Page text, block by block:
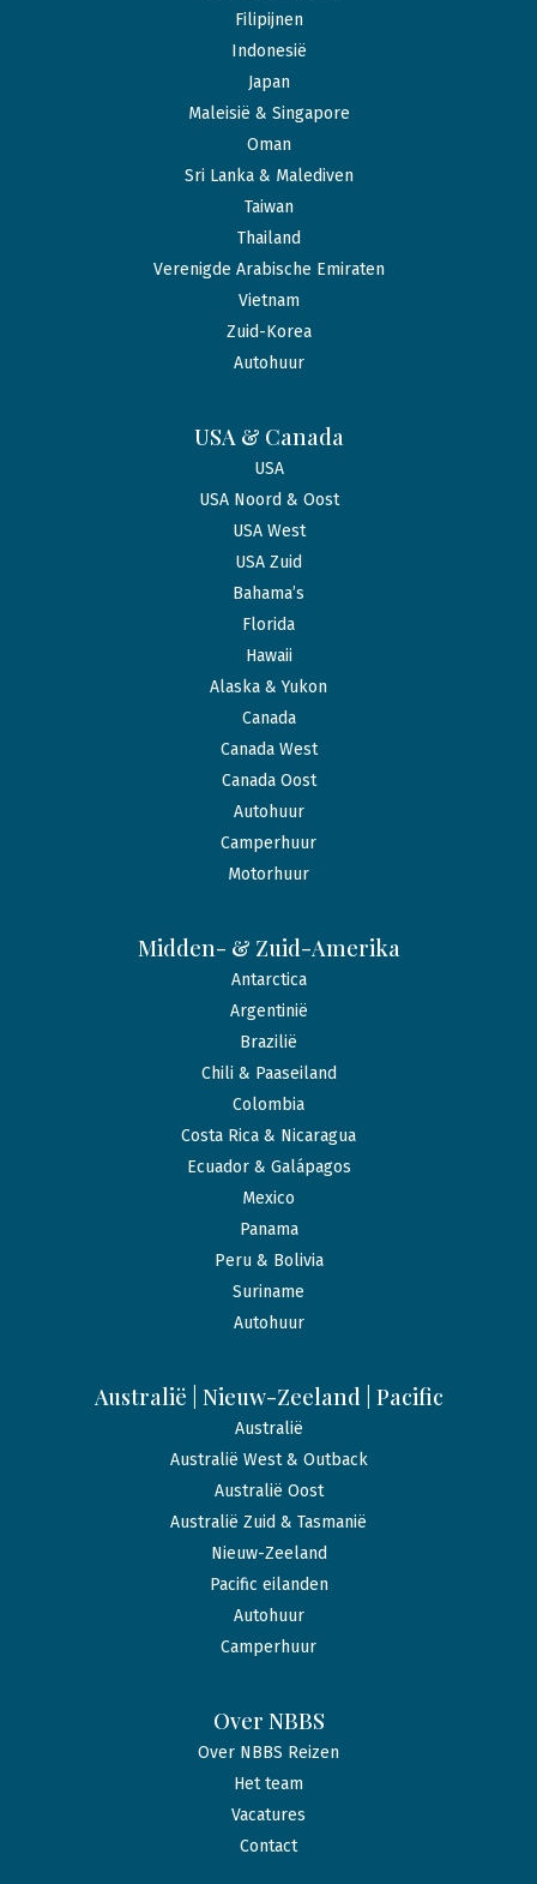
Filipijnen
Indonesië
Japan
Maleisië & Singapore
Oman
Sri Lanka & Malediven
Taiwan
Thailand
Verenigde Arabische Emiraten
Vietnam
Zuid-Korea
Autohuur
USA & Canada
USA
USA Noord & Oost
USA West
USA Zuid
Bahama’s
Florida
Hawaii
Alaska & Yukon
Canada
Canada West
Canada Oost
Autohuur
Camperhuur
Motorhuur
Midden- & Zuid-Amerika
Antarctica
Argentinië
Brazilië
Chili & Paaseiland
Colombia
Costa Rica & Nicaragua
Ecuador & Galápagos
Mexico
Panama
Peru & Bolivia
Suriname
Autohuur
Australië | Nieuw-Zeeland | Pacific
Australië
Australië West & Outback
Australië Oost
Australië Zuid & Tasmanië
Nieuw-Zeeland
Pacific eilanden
Autohuur
Camperhuur
Over NBBS
Over NBBS Reizen
Het team
Vacatures
Contact